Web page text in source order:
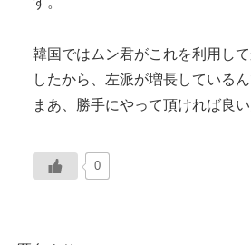
韓国ではムン君がこれを利用し
したから、左派が増長しているん
まあ、勝手にやって頂ければ良い
0